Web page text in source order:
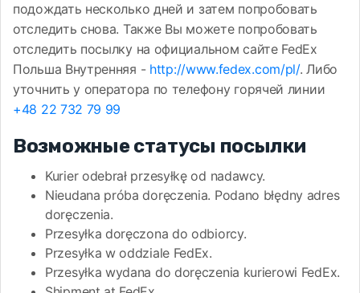
подождать несколько дней и затем попробовать
отследить снова. Также Вы можете попробовать
отследить посылку на официальном сайте FedEx
Польша Внутренняя - http://www.fedex.com/pl/. Либо
уточнить у оператора по телефону горячей линии
+48 22 732 79 99
Возможные статусы посылки
Kurier odebrał przesyłkę od nadawcy.
Nieudana próba doręczenia. Podano błędny adres
doręczenia.
Przesyłka doręczona do odbiorcy.
Przesyłka w oddziale FedEx.
Przesyłka wydana do doręczenia kurierowi FedEx.